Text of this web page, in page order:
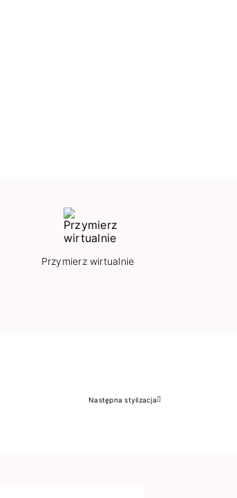
Przymierz wirtualnie
Następny
Następna stylizacja